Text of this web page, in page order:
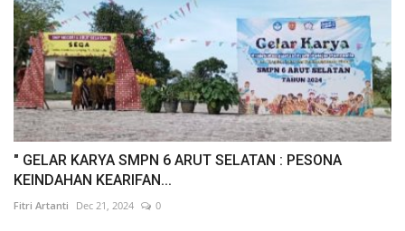
" GELAR KARYA SMPN 6 ARUT SELATAN : PESONA
KEINDAHAN KEARIFAN...
Fitri Artanti Dec 21, 2024 0